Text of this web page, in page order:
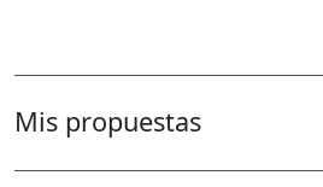
Mis propuestas